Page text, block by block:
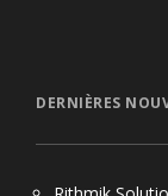
DERNIÈRES